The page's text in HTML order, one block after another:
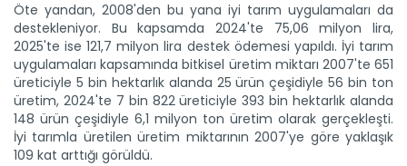
Öte yandan, 2008'den bu yana iyi tarım uygulamaları da
destekleniyor. Bu kapsamda 2024'te 75,06 milyon lira,
2025'te ise 121,7 milyon lira destek ödemesi yapıldı. İyi tarım
uygulamaları kapsamında bitkisel üretim miktarı 2007'te 651
üreticiyle 5 bin hektarlık alanda 25 ürün çeşidiyle 56 bin ton
üretim, 2024'te 7 bin 822 üreticiyle 393 bin hektarlık alanda
148 ürün çeşidiyle 6,1 milyon ton üretim olarak gerçekleşti.
İyi tarımla üretilen üretim miktarının 2007'ye göre yaklaşık
109 kat arttığı görüldü.
Tescilli tohumlarla hem çeşit...
Tarım ve Orman Bakanlığına bağlı Tarım İşletmeleri Genel...
Devamını Oku ->